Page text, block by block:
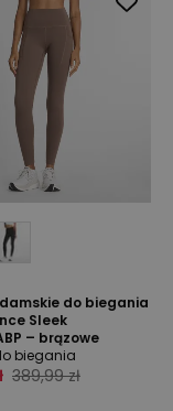
do biegania
Sleek
– brązowe
biegania
389,99 zł